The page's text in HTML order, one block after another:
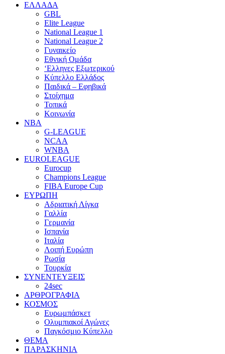
EΛΛΑΔΑ
GBL
Elite League
National League 1
National League 2
Γυναικείο
Εθνική Ομάδα
‘Ελληνες Εξωτερικού
Κύπελλο Ελλάδος
Παιδικά – Εφηβικά
Στοίχημα
Τοπικά
Κοινωνία
NBA
G-LEAGUE
NCAA
WNBA
ΕUROLEAGUE
Eurocup
Champions League
FIBA Europe Cup
ΕΥΡΩΠΗ
Αδριατική Λίγκα
Γαλλία
Γερμανία
Ισπανία
Ιταλία
Λοιπή Ευρώπη
Ρωσία
Τουρκία
ΣΥΝΕΝΤΕΥΞΕΙΣ
24sec
ΑΡΘΡΟΓΡΑΦΙΑ
ΚΟΣΜΟΣ
Ευρωμπάσκετ
Ολυμπιακοί Αγώνες
Παγκόσμιο Κύπελλο
ΘΕΜΑ
ΠΑΡΑΣΚΗΝΙΑ